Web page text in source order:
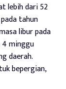
lebih dari 52
tahun
libur pada
4 minggu
daerah.
bepergian,